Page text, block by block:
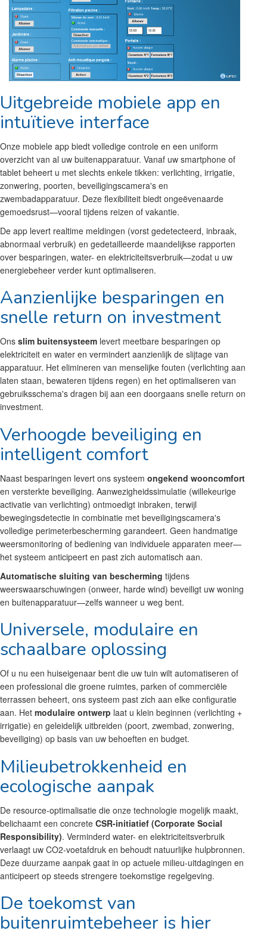
Uitgebreide mobiele app en
intuïtieve interface
Onze mobiele app biedt volledige controle en een uniform
overzicht van al uw buitenapparatuur. Vanaf uw smartphone of
tablet beheert u met slechts enkele tikken: verlichting, irrigatie,
zonwering, poorten, beveiligingscamera's en
zwembadapparatuur. Deze flexibiliteit biedt ongeëvenaarde
gemoedsrust—vooral tijdens reizen of vakantie.
De app levert realtime meldingen (vorst gedetecteerd, inbraak,
abnormaal verbruik) en gedetailleerde maandelijkse rapporten
over besparingen, water- en elektriciteitsverbruik—zodat u uw
energiebeheer verder kunt optimaliseren.
Aanzienlijke besparingen en
snelle return on investment
Ons slim buitensysteem levert meetbare besparingen op
elektriciteit en water en vermindert aanzienlijk de slijtage van
apparatuur. Het elimineren van menselijke fouten (verlichting aan
laten staan, bewateren tijdens regen) en het optimaliseren van
gebruiksschema's dragen bij aan een doorgaans snelle return on
investment.
Verhoogde beveiliging en
intelligent comfort
Naast besparingen levert ons systeem ongekend wooncomfort
en versterkte beveiliging. Aanwezigheidssimulatie (willekeurige
activatie van verlichting) ontmoedigt inbraken, terwijl
bewegingsdetectie in combinatie met beveiligingscamera's
volledige perimeterbescherming garandeert. Geen handmatige
weersmonitoring of bediening van individuele apparaten meer—
het systeem anticipeert en past zich automatisch aan.
Automatische sluiting van bescherming tijdens
weerswaarschuwingen (onweer, harde wind) beveiligt uw woning
en buitenapparatuur—zelfs wanneer u weg bent.
Universele, modulaire en
schaalbare oplossing
Of u nu een huiseigenaar bent die uw tuin wilt automatiseren of
een professional die groene ruimtes, parken of commerciële
terrassen beheert, ons systeem past zich aan elke configuratie
aan. Het modulaire ontwerp laat u klein beginnen (verlichting +
irrigatie) en geleidelijk uitbreiden (poort, zwembad, zonwering,
beveiliging) op basis van uw behoeften en budget.
Milieubetrokkenheid en
ecologische aanpak
De resource-optimalisatie die onze technologie mogelijk maakt,
belichaamt een concrete CSR-initiatief (Corporate Social
Responsibility). Verminderd water- en elektriciteitsverbruik
verlaagt uw CO2-voetafdruk en behoudt natuurlijke hulpbronnen.
Deze duurzame aanpak gaat in op actuele milieu-uitdagingen en
anticipeert op steeds strengere toekomstige regelgeving.
De toekomst van
buitenruimtebeheer is hier